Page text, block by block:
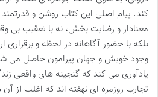
کند. پیام اصلی این کتاب روشن و
معنادار و رضایت بخش، نه با تعقیب بی
بلکه با حضور آگاهانه در لحظه و برقراری
وجود خویش و جهان پیرامون حاصل می
یادآوری می کند که گنجینه های واقعی
تجارب روزمره ای نهفته اند که اغلب از